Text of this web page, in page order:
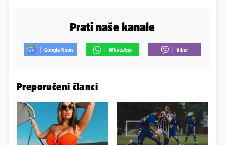
Prati naše kanale
Preporučeni članci